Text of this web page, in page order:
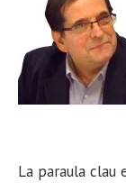
La paraula clau